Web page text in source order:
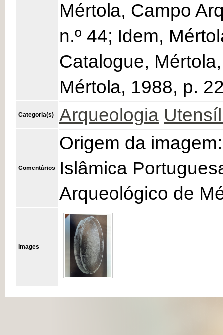
Mértola, Campo
n.º 44; Idem,
Catalogue,
Mértola, 1988, p.
Categoria(s) Arqueologia
Comentários
Origem da
Islâmica
Arqueológico de
Images